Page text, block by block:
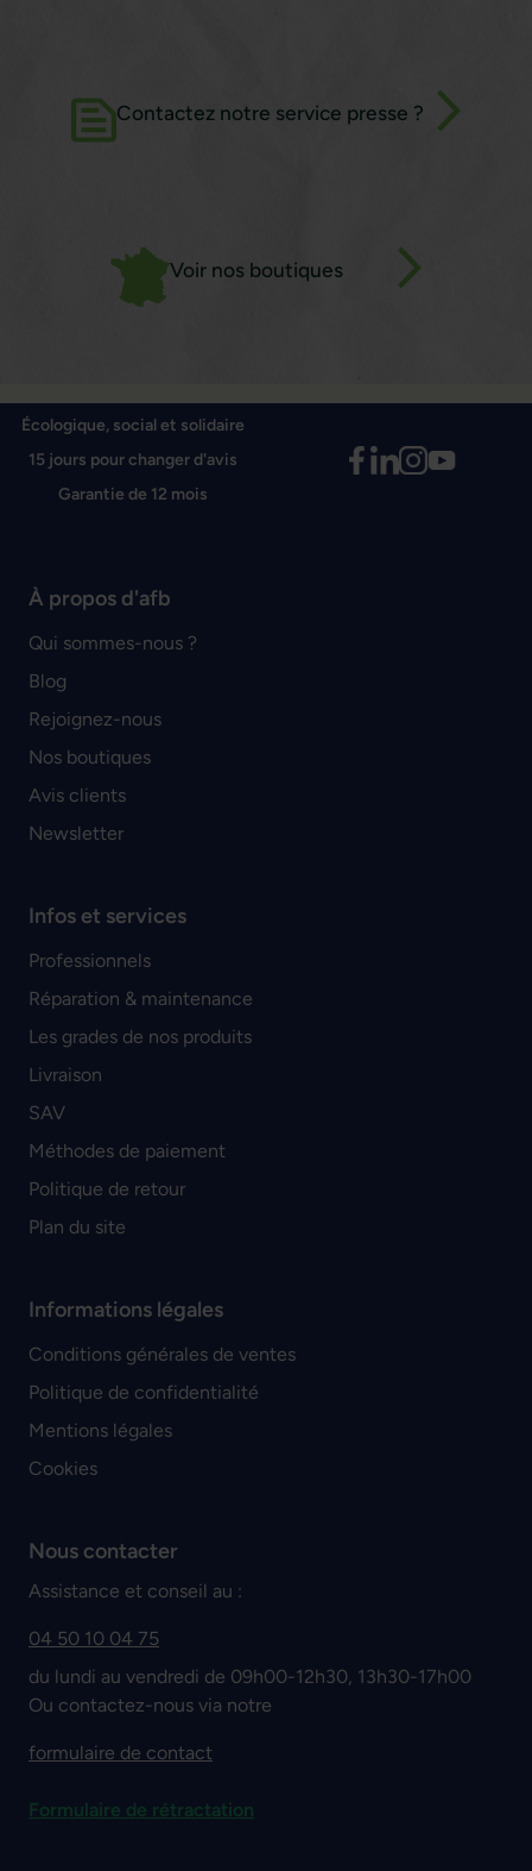
Contactez notre service presse ?
Voir nos boutiques
Écologique, social et solidaire
15 jours pour changer d'avis
Garantie de 12 mois
À propos d'afb
Qui sommes-nous ?
Blog
Rejoignez-nous
Nos boutiques
Avis clients
Newsletter
Infos et services
Professionnels
Réparation & maintenance
Les grades de nos produits
Livraison
SAV
Méthodes de paiement
Politique de retour
Plan du site
Informations légales
Conditions générales de ventes
Politique de confidentialité
Mentions légales
Cookies
Nous contacter
Assistance et conseil au :
04 50 10 04 75
du lundi au vendredi de 09h00-12h30, 13h30-17h00
Ou contactez-nous via notre
formulaire de contact
Formulaire de rétractation